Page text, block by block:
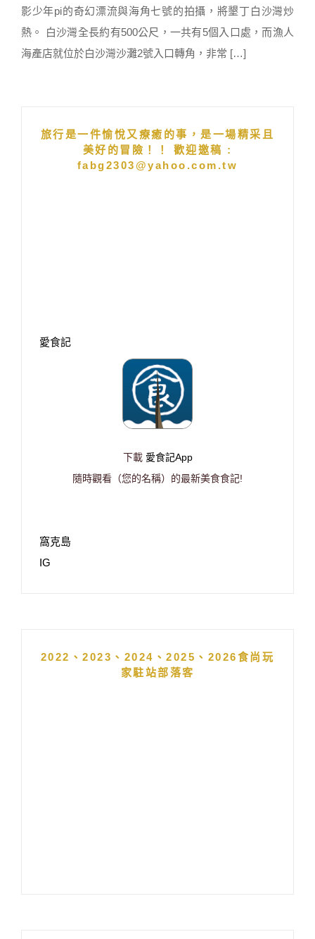
影少年pi的奇幻漂流與海角七號的拍攝，將墾丁白沙灣炒
熱。 白沙灣全長約有500公尺，一共有5個入口處，而漁人
海產店就位於白沙灣沙灘2號入口轉角，非常 […]
旅行是一件愉悅又療癒的事，是一場精采且
美好的冒險！！ 歡迎邀稿 :
fabg2303@yahoo.com.tw
愛食記
下載 愛食記App
隨時觀看（您的名稱）的最新美食食記!
窩克島
IG
2022、2023、2024、2025、2026食尚玩
家駐站部落客